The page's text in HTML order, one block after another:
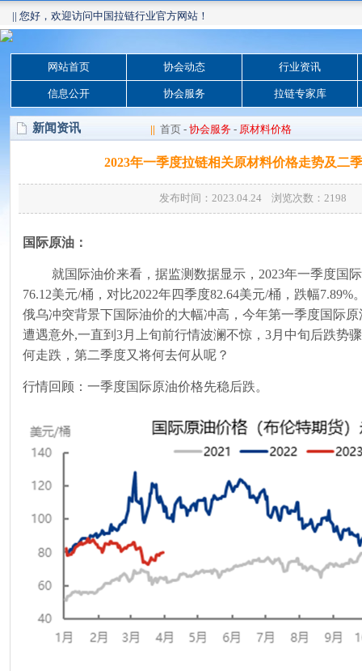
|| 您好，欢迎访问中国拉链行业官方网站！
网站首页 协会动态 行业资讯
信息公开 协会服务 拉链专家库
新闻资讯 || 首页 -协会服务 - 原材料价格
2023年一季度拉链相关原材料价格走势及二
发布时间：2023.04.24 浏览次数：2198
国际原油：
就国际油价来看，据监测数据显示， 2023年一季度国
76.12美元/桶，对比2022年四季度82.64美元/桶，跌幅7.89%
俄乌冲突背景下国际油价的大幅冲高，今年第一季度国际
遭遇意外,一直到3月上旬前行情波澜不惊，3月中旬后跌势
何走跌，第二季度又将何去何从呢？
行情回顾：一季度国际原油价格先稳后跌。